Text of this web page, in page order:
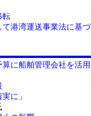
転
て港湾運送事業法に基づ
に船舶管理会社を活用
に」